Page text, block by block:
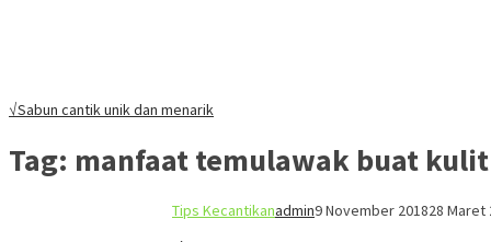
√Sabun cantik unik dan menarik
Tag: manfaat temulawak buat kulit
Tips Kecantikanadmin9 November 201828 Maret